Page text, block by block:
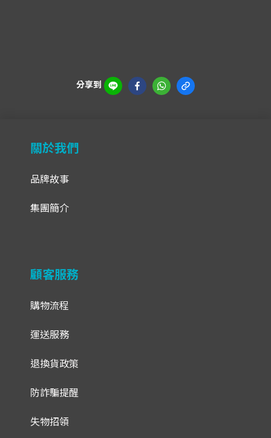
分享到
關於我們
品牌故事
集團簡介
顧客服務
購物流程
運送服務
退換貨政策
防詐騙提醒
失物招領